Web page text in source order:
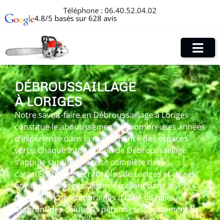
Téléphone : 06.40.52.04.02
4.8/5 basés sur 628 avis
DÉBROUSSAILLAGE
À LORIGES
Notre savoir-faire en Débroussaillage à Loriges
constitue le aboutissement de nombreuses années
d’expérience dans la maintenance des espaces
verts. Chaque intervention de Débroussaillage
s’appuie sur une maîtrise complète des
caractéristiques territoriales de Loriges et de ses
environs. Nos spécialistes excellent dans les
méthodes contemporaines d’taille de haies,
assurant des solutions pérennes. L’ajustement de